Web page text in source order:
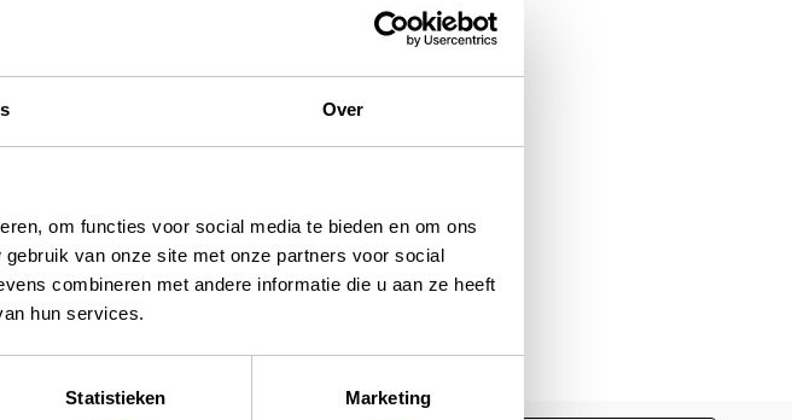
Over
om functies voor social media te bieden en om ons
van onze site met onze partners voor social
combineren met andere informatie die u aan ze heeft
hun services.
Statistieken Marketing